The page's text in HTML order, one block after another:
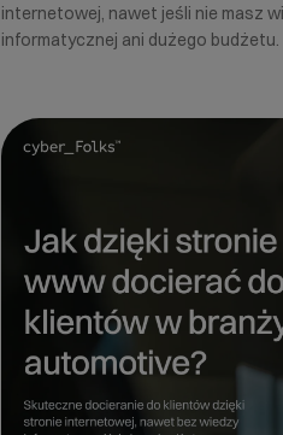
internetowej, nawet jeśli nie masz
informatycznej ani dużego budżetu.